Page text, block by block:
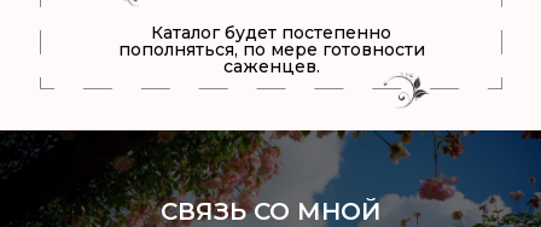
Каталог будет постепенно
пополняться, по мере готовности
саженцев.
СВЯЗЬ СО МНОЙ